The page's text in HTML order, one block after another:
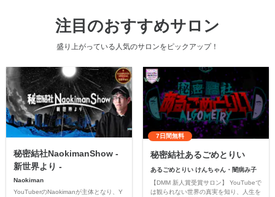
注目のおすすめサロン
盛り上がっている人気のサロンをピックアップ！
秘密結社NaokimanShow -
新世界より -
Naokiman
YouTuberのNaokimanが主体となり、Y
7日間無料
秘密結社あるごめとりい
あるごめとりい けんちゃん・闇病み子
【DMM 新人賞受賞サロン】 YouTubeで
は観られない世界の真実を知り、人生を